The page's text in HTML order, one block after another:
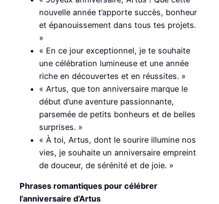
nouvelle année t’apporte succès, bonheur
et épanouissement dans tous tes projets.
»
« En ce jour exceptionnel, je te souhaite
une célébration lumineuse et une année
riche en découvertes et en réussites. »
« Artus, que ton anniversaire marque le
début d’une aventure passionnante,
parsemée de petits bonheurs et de belles
surprises. »
« À toi, Artus, dont le sourire illumine nos
vies, je souhaite un anniversaire empreint
de douceur, de sérénité et de joie. »
Phrases romantiques pour célébrer
l’anniversaire d’Artus